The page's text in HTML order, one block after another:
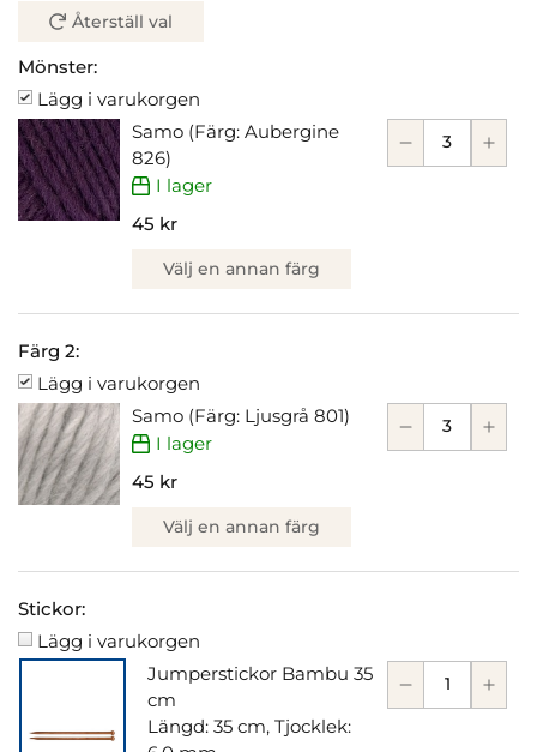
Återställ val
Mönster:
Lägg i varukorgen
Samo (Färg: Aubergine
826)
I lager
45 kr
Välj en annan färg
Färg 2:
Lägg i varukorgen
Samo (Färg: Ljusgrå 801)
I lager
45 kr
Välj en annan färg
Stickor:
Lägg i varukorgen
Jumperstickor Bambu 35
cm
Längd: 35 cm, Tjocklek: